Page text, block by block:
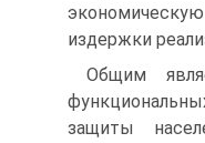
издержки
Общим
защиты